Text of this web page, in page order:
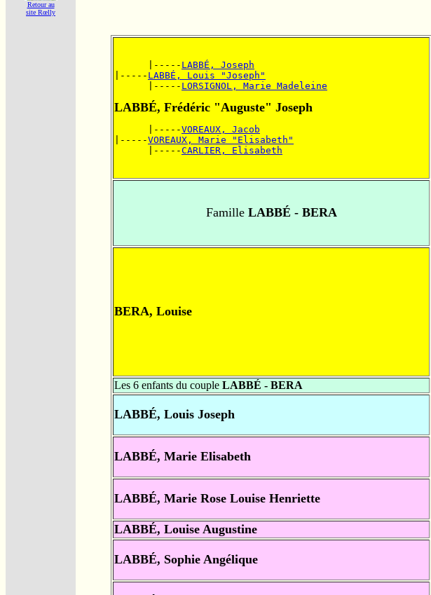
Retour au
site Rœlly
      |-----
LABBÉ, Joseph
|----- LABBÉ, Louis "Joseph"
      |-----
LORSIGNOL, Marie Madeleine
LABBÉ, Frédéric "Auguste" Joseph
      |-----
VOREAUX, Jacob
|-----VOREAUX, Marie "Elisabeth"
      |-----
CARLIER, Elisabeth
FamilleLABBÉ - BERA
BERA, Louise
Les 6 enfants du couple LABBÉ - BERA
LABBÉ, Louis Joseph
LABBÉ, Marie Elisabeth
LABBÉ, Marie Rose Louise Henriette
LABBÉ, Louise Augustine
LABBÉ, Sophie Angélique